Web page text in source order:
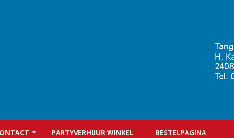
direct
PARTYVERHUUR WINKEL BESTELPAGINA